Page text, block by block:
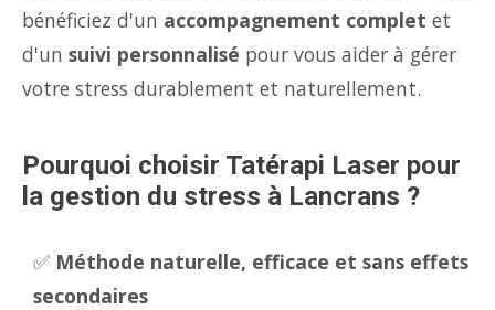
bénéficiez d'un accompagnement complet et
d'un suivi personnalisé pour vous aider à gérer
votre stress durablement et naturellement.
Pourquoi choisir Tatérapi Laser pour
la gestion du stress à Lancrans ?
✅ Méthode naturelle, efficace et sans effets
secondaires